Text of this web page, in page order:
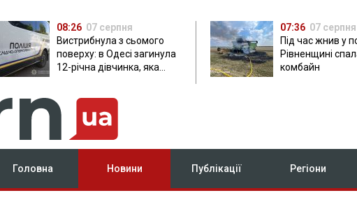
08:26 07 серпня
Вистрибнула з сьомого
поверху: в Одесі загинула
12-річна дівчинка, яка
07:36 07 серпня
Під час жнив у
Рівненщині
комбайн
Головна Новини Публікації Регіони